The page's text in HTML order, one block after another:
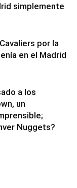
simplemente
por la
en el Madrid
a los
un
Nuggets?